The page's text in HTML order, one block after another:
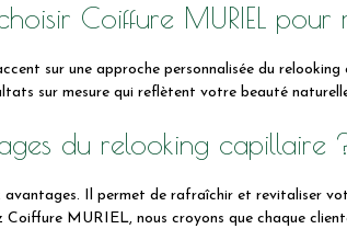
Coiffure MURIEL
sur une approche personnalisée du
sur mesure qui reflètent votre beauté
du relooking capillaire
Il permet de rafraîchir et revitaliser
MURIEL, nous croyons que chaque